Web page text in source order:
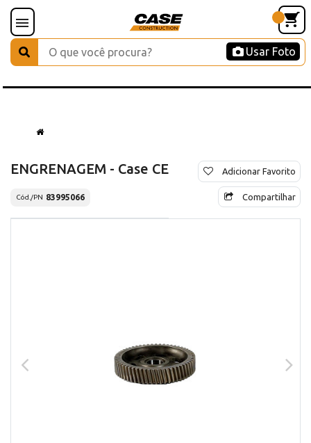
Usar Foto
ENGRENAGEM - Case CE
Cód./PN 83995066
Adicionar Favorito
Compartilhar